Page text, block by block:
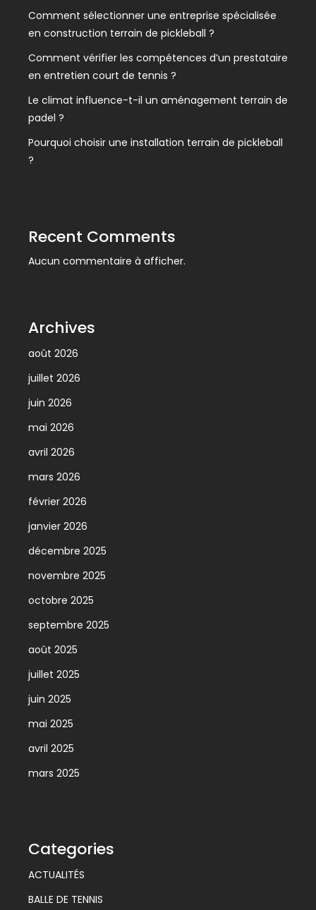
Comment sélectionner une entreprise spécialisée
en construction terrain de pickleball ?
Comment vérifier les compétences d’un prestataire
en entretien court de tennis ?
Le climat influence-t-il un aménagement terrain de
padel ?
Pourquoi choisir une installation terrain de pickleball
?
Recent Comments
Aucun commentaire à afficher.
Archives
août 2026
juillet 2026
juin 2026
mai 2026
avril 2026
mars 2026
février 2026
janvier 2026
décembre 2025
novembre 2025
octobre 2025
septembre 2025
août 2025
juillet 2025
juin 2025
mai 2025
avril 2025
mars 2025
Categories
ACTUALITÉS
BALLE DE TENNIS